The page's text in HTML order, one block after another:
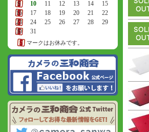
9
10 11 12 13 14
15
16
17 18 19 20 21
22
23
24 25 26 27 28
29
30
31
マークはお休みです。